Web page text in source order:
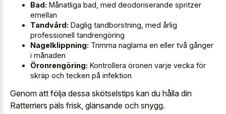
Bad: Månatliga bad, med deodoriserande spritzer
emellan
Tandvård: Daglig tandborstning, med årlig
professionell tandrengöring
Nagelklippning: Trimma naglarna en eller två gånger
i månaden
Öronrengöring: Kontrollera öronen varje vecka för
skräp och tecken på infektion
Genom att följa dessa skötselstips kan du hålla din
Ratterriers päls frisk, glänsande och snygg.